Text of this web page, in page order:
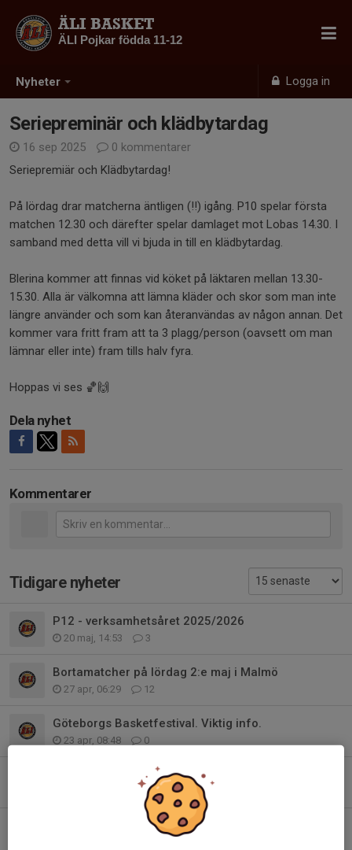
Nyheter Logga in
ÄLI BASKET
ÄLI Pojkar födda 11-12
Seriepreminär och klädbytardag
16 sep 2025
0 kommentarer
Seriepremiär och Klädbytardag!
På lördag drar matcherna äntligen (!!) igång. P10 spelar första
matchen 12.30 och därefter spelar damlaget mot Lobas 14.30. I
samband med detta vill vi bjuda in till en klädbytardag.
Blerina kommer att finnas vid köket på läktaren mellan 13.30-
15.30. Alla är välkomna att lämna kläder och skor som man inte
längre använder och som kan återanvändas av någon annan. Det
kommer vara fritt fram att ta 3 plagg/person (oavsett om man
lämnar eller inte) fram tills halv fyra.
Hoppas vi ses 🏀🙌
Dela nyhet
Kommentarer
Tidigare nyheter
P12 - verksamhetsåret 2025/2026
20 maj, 14:53 3
Bortamatcher på lördag 2:e maj i Malmö
27 apr, 06:29 12
Göteborgs Basketfestival. Viktig info.
23 apr, 08:48 0
Hemmamatch sönda 29/3 12.30
4
Bortamatcher lördag 21/3.